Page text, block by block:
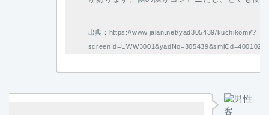
出典：https://www.jalan.net/yad305439/kuchikomi/?